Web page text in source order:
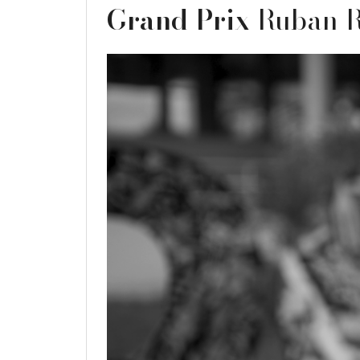
Grand Prix Ruban